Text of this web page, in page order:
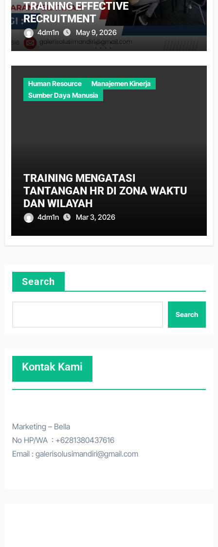
TRAINING EFFECTIVE
RECRUITMENT
4dm1n May 9, 2026
Human Resource
Manajemen Kinerja
Sumber Daya Manusia
TRAINING MENGATASI
TANTANGAN HR DI ZONA WAKTU
DAN WILAYAH
4dm1n Mar 3, 2026
Search
Search
Kontak Kami
Marketing – Bella
No HP/WA : +6281380437616
Email : galerisolusimandiri@gmail.com